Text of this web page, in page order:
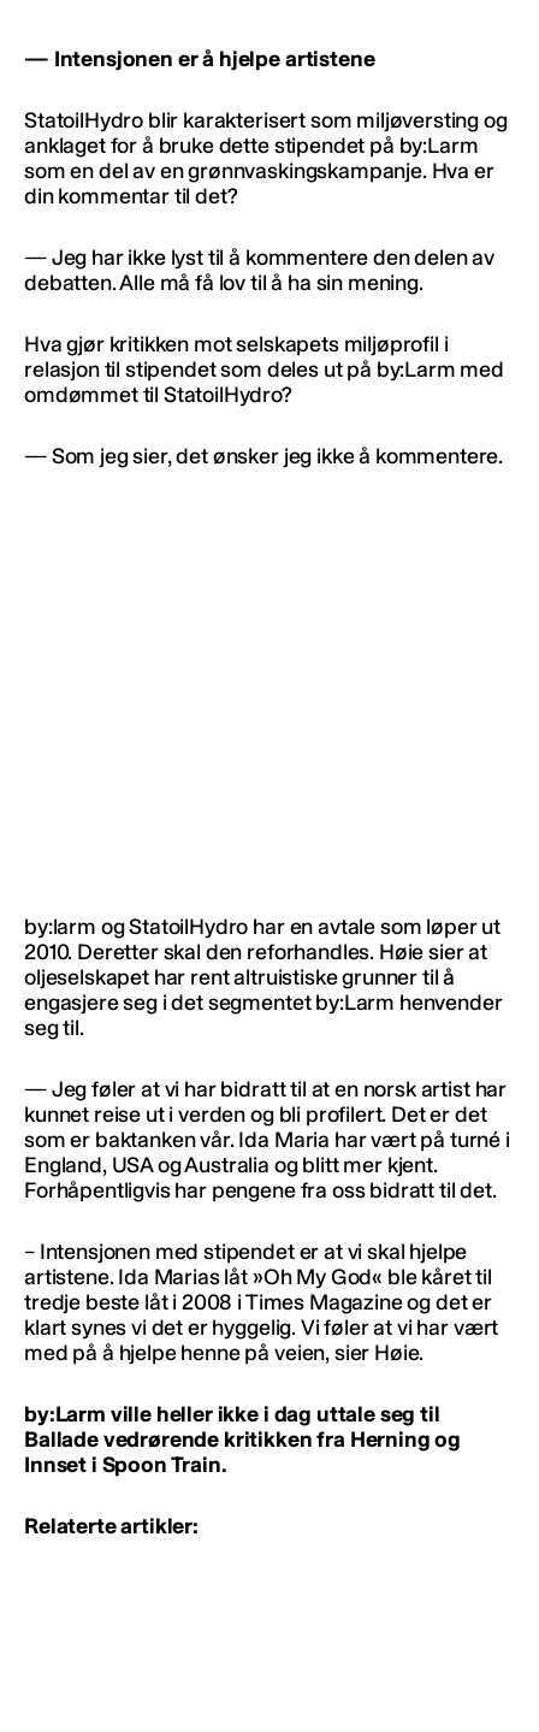
— Intensjonen er å hjelpe artistene
StatoilHydro blir karakterisert som miljøversting og
anklaget for å bruke dette stipendet på by:Larm
som en del av en grønnvaskingskampanje. Hva er
din kommentar til det?
— Jeg har ikke lyst til å kommentere den delen av
debatten. Alle må få lov til å ha sin mening.
Hva gjør kritikken mot selskapets miljøprofil i
relasjon til stipendet som deles ut på by:Larm med
omdømmet til StatoilHydro?
— Som jeg sier, det ønsker jeg ikke å kommentere.
by:larm og StatoilHydro har en avtale som løper ut
2010. Deretter skal den reforhandles. Høie sier at
oljeselskapet har rent altruistiske grunner til å
engasjere seg i det segmentet by:Larm henvender
seg til.
— Jeg føler at vi har bidratt til at en norsk artist har
kunnet reise ut i verden og bli profilert. Det er det
som er baktanken vår. Ida Maria har vært på turné i
England, USA og Australia og blitt mer kjent.
Forhåpentligvis har pengene fra oss bidratt til det.
– Intensjonen med stipendet er at vi skal hjelpe
artistene. Ida Marias låt »Oh My God« ble kåret til
tredje beste låt i 2008 i Times Magazine og det er
klart synes vi det er hyggelig. Vi føler at vi har vært
med på å hjelpe henne på veien, sier Høie.
by:Larm ville heller ikke i dag uttale seg til
Ballade vedrørende kritikken fra Herning og
Innset i Spoon Train.
Relaterte artikler: